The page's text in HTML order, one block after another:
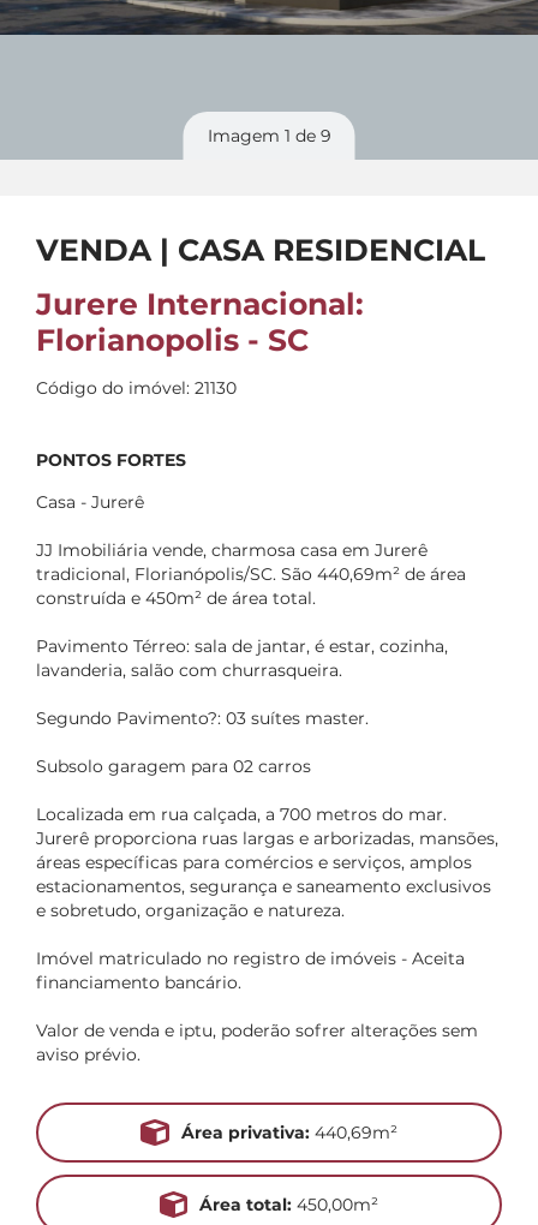
Imagem 1 de 9
VENDA | CASA RESIDENCIAL
Jurere Internacional:
Florianopolis - SC
Código do imóvel: 21130
PONTOS FORTES
Casa - Jurerê
JJ Imobiliária vende, charmosa casa em Jurerê
tradicional, Florianópolis/SC. São 440,69m² de área
construída e 450m² de área total.
Pavimento Térreo: sala de jantar, é estar, cozinha,
lavanderia, salão com churrasqueira.
Segundo Pavimento?: 03 suítes master.
Subsolo garagem para 02 carros
Localizada em rua calçada, a 700 metros do mar.
Jurerê proporciona ruas largas e arborizadas, mansões,
áreas específicas para comércios e serviços, amplos
estacionamentos, segurança e saneamento exclusivos
e sobretudo, organização e natureza.
Imóvel matriculado no registro de imóveis - Aceita
financiamento bancário.
Valor de venda e iptu, poderão sofrer alterações sem
aviso prévio.
Área privativa:440,69m²
Área total: 450,00m²